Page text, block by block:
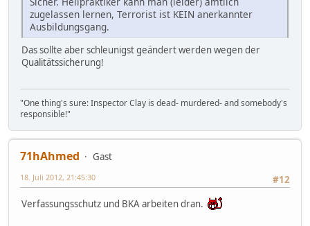
zugelassen lernen, Terrorist ist KEIN anerkannter
Ausbildungsgang.
Das sollte aber schleunigst geändert werden wegen der
Qualitätssicherung!
"One thing's sure: Inspector Clay is dead- murdered- and somebody's
responsible!"
71hAhmed
Gast
#12
18. Juli 2012, 21:45:30
Verfassungsschutz und BKA arbeiten dran.